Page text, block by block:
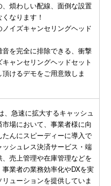
、煩わしい配線、面倒な設置
なります！
ノイズキャンセリングヘッド
音を完全に排除できる、衝撃
キャンセリングヘッドセット
頂けるデモをご用意致しま
、急速に拡大するキャッシュ
市場において、事業者様に向
たんにスピーディーに導入で
ッシュレス決済サービス・端
、売上管理や在庫管理などを
事業者の業務効率化やDXを実
リューションを提供していま